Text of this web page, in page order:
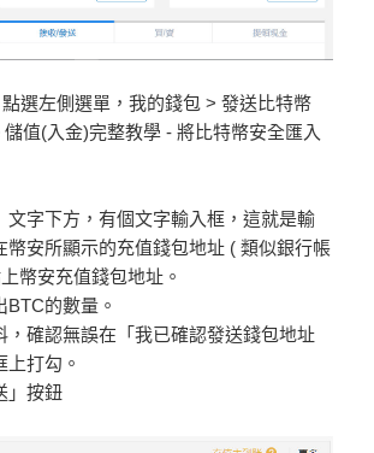
點選左側選單，我的錢包 > 發送比特幣
文字下方，有個文字輸入框，這就是輸
幣安所顯示的充值錢包地址 ( 類似銀行帳
幣安充值錢包地址。
BTC的數量。
，確認無誤在「我已確認發送錢包地址
上打勾。
」按鈕